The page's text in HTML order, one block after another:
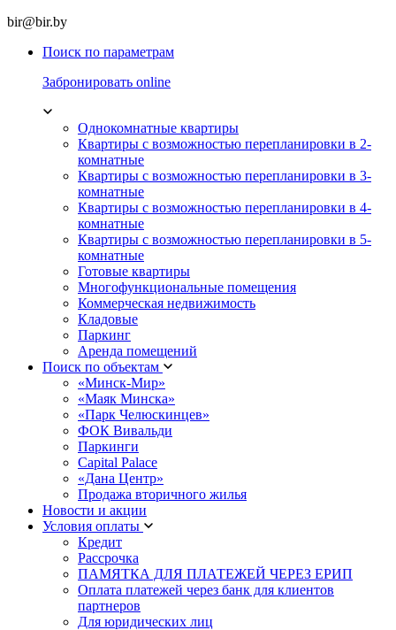
bir@bir.by
Поиск по параметрам
Забронировать online
Однокомнатные квартиры
Квартиры с возможностью перепланировки в 2-
комнатные
Квартиры с возможностью перепланировки в 3-
комнатные
Квартиры с возможностью перепланировки в 4-
комнатные
Квартиры с возможностью перепланировки в 5-
комнатные
Готовые квартиры
Многофункциональные помещения
Коммерческая недвижимость
Кладовые
Паркинг
Аренда помещений
Поиск по объектам
«Минск-Мир»
«Маяк Минска»
«Парк Челюскинцев»
ФОК Вивальди
Паркинги
Capital Palace
«Дана Центр»
Продажа вторичного жилья
Новости и акции
Условия оплаты
Кредит
Рассрочка
ПАМЯТКА ДЛЯ ПЛАТЕЖЕЙ ЧЕРЕЗ ЕРИП
Оплата платежей через банк для клиентов
партнеров
Для юридических лиц